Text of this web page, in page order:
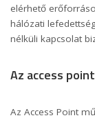
elérhető
hálózati
nélküli kapcsolat
Az access
Az Access Point